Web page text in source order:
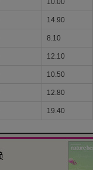
10.00
14.90
8.10
12.10
10.50
12.80
19.40